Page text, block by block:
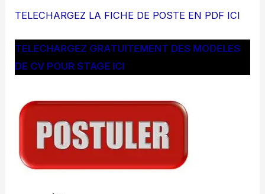
TELECHARGEZ LA FICHE DE POSTE EN PDF ICI
TELECHARGEZ GRATUITEMENT DES MODELES
DE CV POUR STAGE ICI